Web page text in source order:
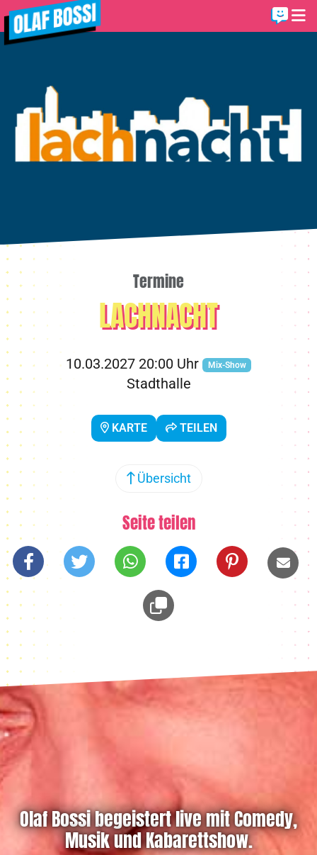
Termine
LACHNACHT
10.03.2027 20:00 Uhr Mix-Show
Stadthalle
KARTE TEILEN
Übersicht
Seite teilen
Olaf Bossi begeistert live mit Comedy,
Musik und Kabarettshow.